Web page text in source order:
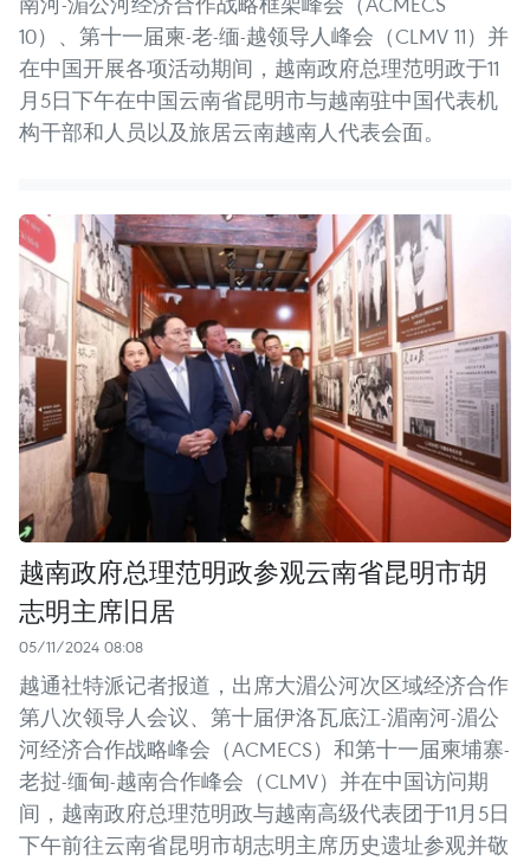
10）、第十一届柬-老-缅-越领导人峰会（CLMV 11）并
在中国开展各项活动期间，越南政府总理范明政于11
月5日下午在中国云南省昆明市与越南驻中国代表机
构干部和人员以及旅居云南越南人代表会面。
越南政府总理范明政参观云南省昆明市胡
志明主席旧居
05/11/2024 08:08
越通社特派记者报道，出席大湄公河次区域经济合作
第八次领导人会议、第十届伊洛瓦底江-湄南河-湄公
河经济合作战略峰会（ACMECS）和第十一届柬埔寨-
老挝-缅甸-越南合作峰会（CLMV）并在中国访问期
间，越南政府总理范明政与越南高级代表团于11月5日
下午前往云南省昆明市胡志明主席历史遗址参观并敬